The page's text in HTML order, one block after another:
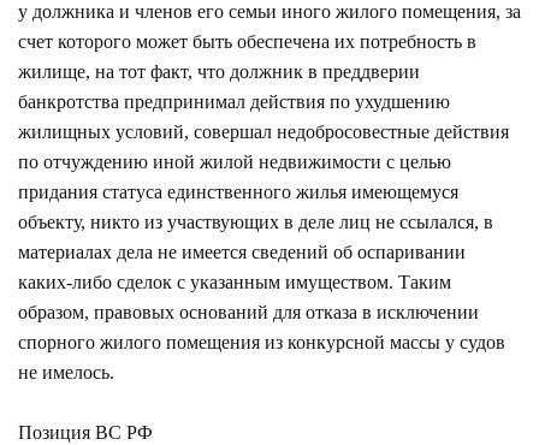
у должника и членов его семьи иного жилого помещения, за
счет которого может быть обеспечена их потребность в
жилище, на тот факт, что должник в преддверии
банкротства предпринимал действия по ухудшению
жилищных условий, совершал недобросовестные действия
по отчуждению иной жилой недвижимости с целью
придания статуса единственного жилья имеющемуся
объекту, никто из участвующих в деле лиц не ссылался, в
материалах дела не имеется сведений об оспаривании
каких-либо сделок с указанным имуществом. Таким
образом, правовых оснований для отказа в исключении
спорного жилого помещения из конкурсной массы у судов
не имелось.
Позиция ВС РФ